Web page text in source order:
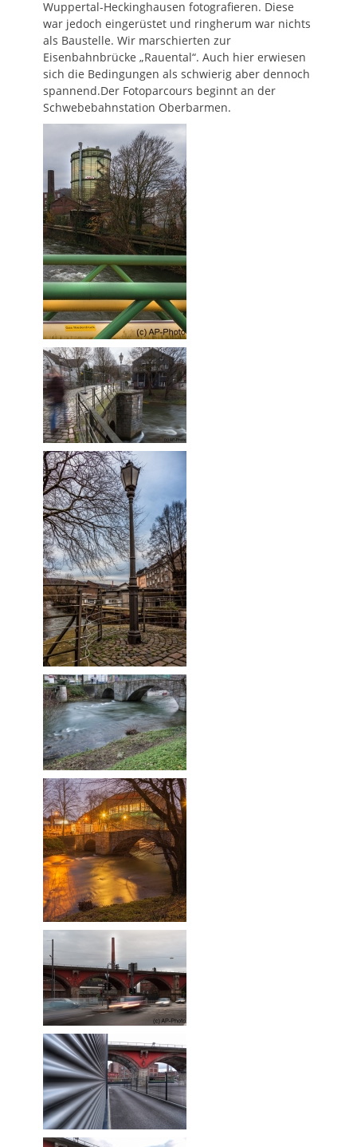
Wuppertal-Heckinghausen fotografieren. Diese
war jedoch eingerüstet und ringherum war nichts
als Baustelle. Wir marschierten zur
Eisenbahnbrücke „Rauental“. Auch hier erwiesen
sich die Bedingungen als schwierig aber dennoch
spannend.Der Fotoparcours beginnt an der
Schwebebahnstation Oberbarmen.